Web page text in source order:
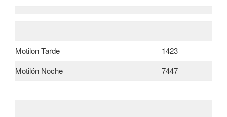
Motilon Tarde
1423
Motilón Noche
7447